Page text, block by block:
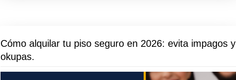
Cómo alquilar tu piso seguro en 2026: evita impagos y
okupas.